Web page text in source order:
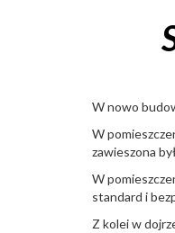
W nowo
W
zawieszona
W
standard i
Z kolei w